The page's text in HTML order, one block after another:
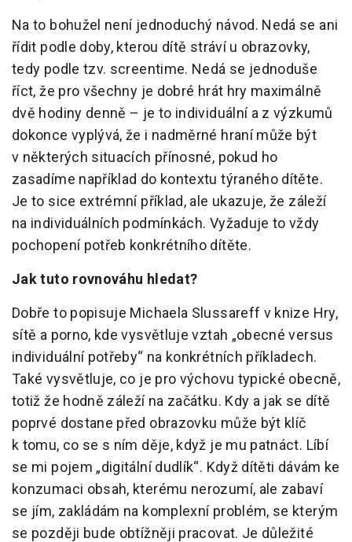
Na to bohužel není jednoduchý návod. Nedá se ani
řídit podle doby, kterou dítě stráví u obrazovky,
tedy podle tzv. screentime. Nedá se jednoduše
říct, že pro všechny je dobré hrát hry maximálně
dvě hodiny denně – je to individuální a z výzkumů
dokonce vyplývá, že i nadměrné hraní může být
v některých situacích přínosné, pokud ho
zasadíme například do kontextu týraného dítěte.
Je to sice extrémní příklad, ale ukazuje, že záleží
na individuálních podmínkách. Vyžaduje to vždy
pochopení potřeb konkrétního dítěte.
Jak tuto rovnováhu hledat?
Dobře to popisuje Michaela Slussareff v knize Hry,
sítě a porno, kde vysvětluje vztah „obecné versus
individuální potřeby“ na konkrétních příkladech.
Také vysvětluje, co je pro výchovu typické obecně,
totiž že hodně záleží na začátku. Kdy a jak se dítě
poprvé dostane před obrazovku může být klíč
k tomu, co se s ním děje, když je mu patnáct. Líbí
se mi pojem „digitální dudlík“. Když dítěti dávám ke
konzumaci obsah, kterému nerozumí, ale zabaví
se jím, zakládám na komplexní problém, se kterým
se později bude obtížněji pracovat. Je důležité